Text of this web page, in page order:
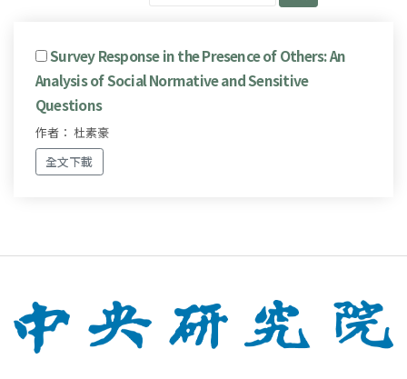
Survey Response in the Presence of Others: An
Analysis of Social Normative and Sensitive
Questions
作者： 杜素豪
全文下載